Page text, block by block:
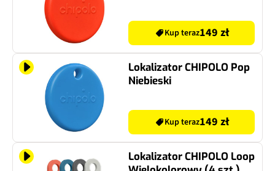
Kup teraz149 zł
Lokalizator CHIPOLO Pop
Niebieski
Kup teraz149 zł
Lokalizator CHIPOLO Loop